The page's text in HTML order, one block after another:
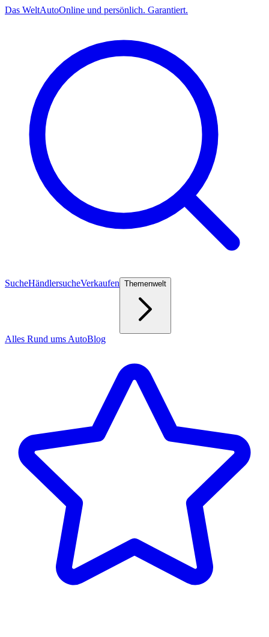
Das WeltAutoOnline und persönlich. Garantiert.
SucheHändlersucheVerkaufen Themenwelt
Alles Rund ums AutoBlog